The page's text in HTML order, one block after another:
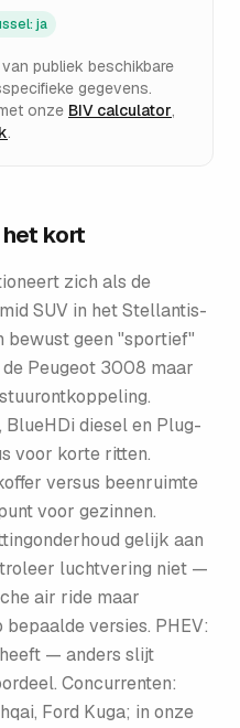
: ja
publiek beschikbare
gegevens.
onze BIV calculator,
.
het kort
zich als de
SUV in het Stellantis-
bewust geen "sportief"
Peugeot 3008 maar
BlueHDi diesel en Plug-
voor korte ritten.
versus beenruimte
voor gezinnen.
gelijk aan
luchtvering niet —
air ride maar
versies. PHEV:
— anders slijt
Concurrenten:
Ford Kuga; in onze